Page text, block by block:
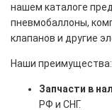
нашем каталоге
пневмобаллоны,
клапанов и другие
Наши преимущества:
Запчасти в
РФ и СНГ.